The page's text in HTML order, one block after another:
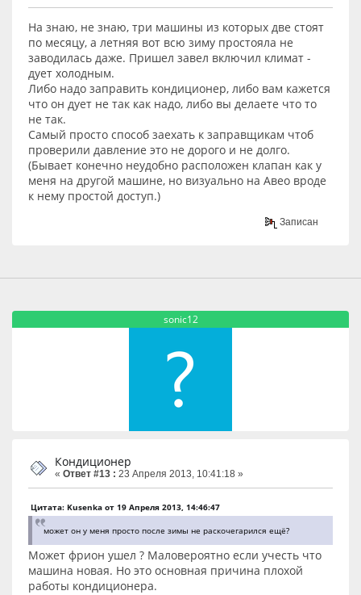
На знаю, не знаю, три машины из которых две стоят
по месяцу, а летняя вот всю зиму простояла не
заводилась даже. Пришел завел включил климат -
дует холодным.
Либо надо заправить кондиционер, либо вам кажется
что он дует не так как надо, либо вы делаете что то
не так.
Самый просто способ заехать к заправщикам чтоб
проверили давление это не дорого и не долго.
(Бывает конечно неудобно расположен клапан как у
меня на другой машине, но визуально на Авео вроде
к нему простой доступ.)
Записан
sonic12
Кондиционер
« Ответ #13 : 23 Апреля 2013, 10:41:18 »
Цитата: Kusenka от 19 Апреля 2013, 14:46:47
может он у меня просто после зимы не раскочегарился ещё?
Может фрион ушел ? Маловероятно если учесть что
машина новая. Но это основная причина плохой
работы кондиционера.